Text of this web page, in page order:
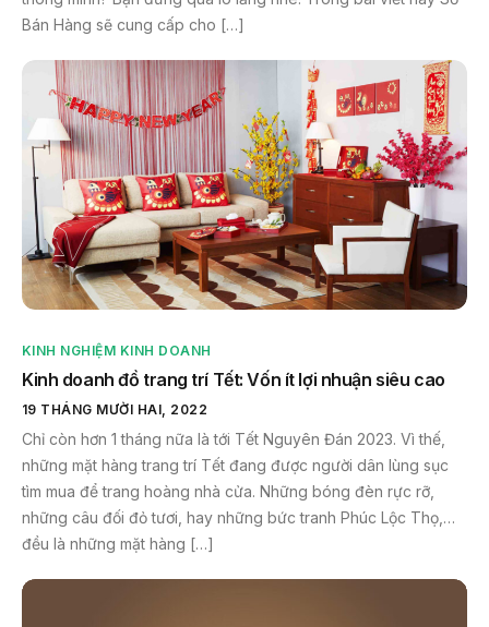
Bán Hàng sẽ cung cấp cho […]
KINH NGHIỆM KINH DOANH
Kinh doanh đồ trang trí Tết: Vốn ít lợi nhuận siêu cao
19 THÁNG MƯỜI HAI, 2022
Chỉ còn hơn 1 tháng nữa là tới Tết Nguyên Đán 2023. Vì thế,
những mặt hàng trang trí Tết đang được người dân lùng sục
tìm mua để trang hoàng nhà cửa. Những bóng đèn rực rỡ,
những câu đối đỏ tươi, hay những bức tranh Phúc Lộc Thọ,…
đều là những mặt hàng […]